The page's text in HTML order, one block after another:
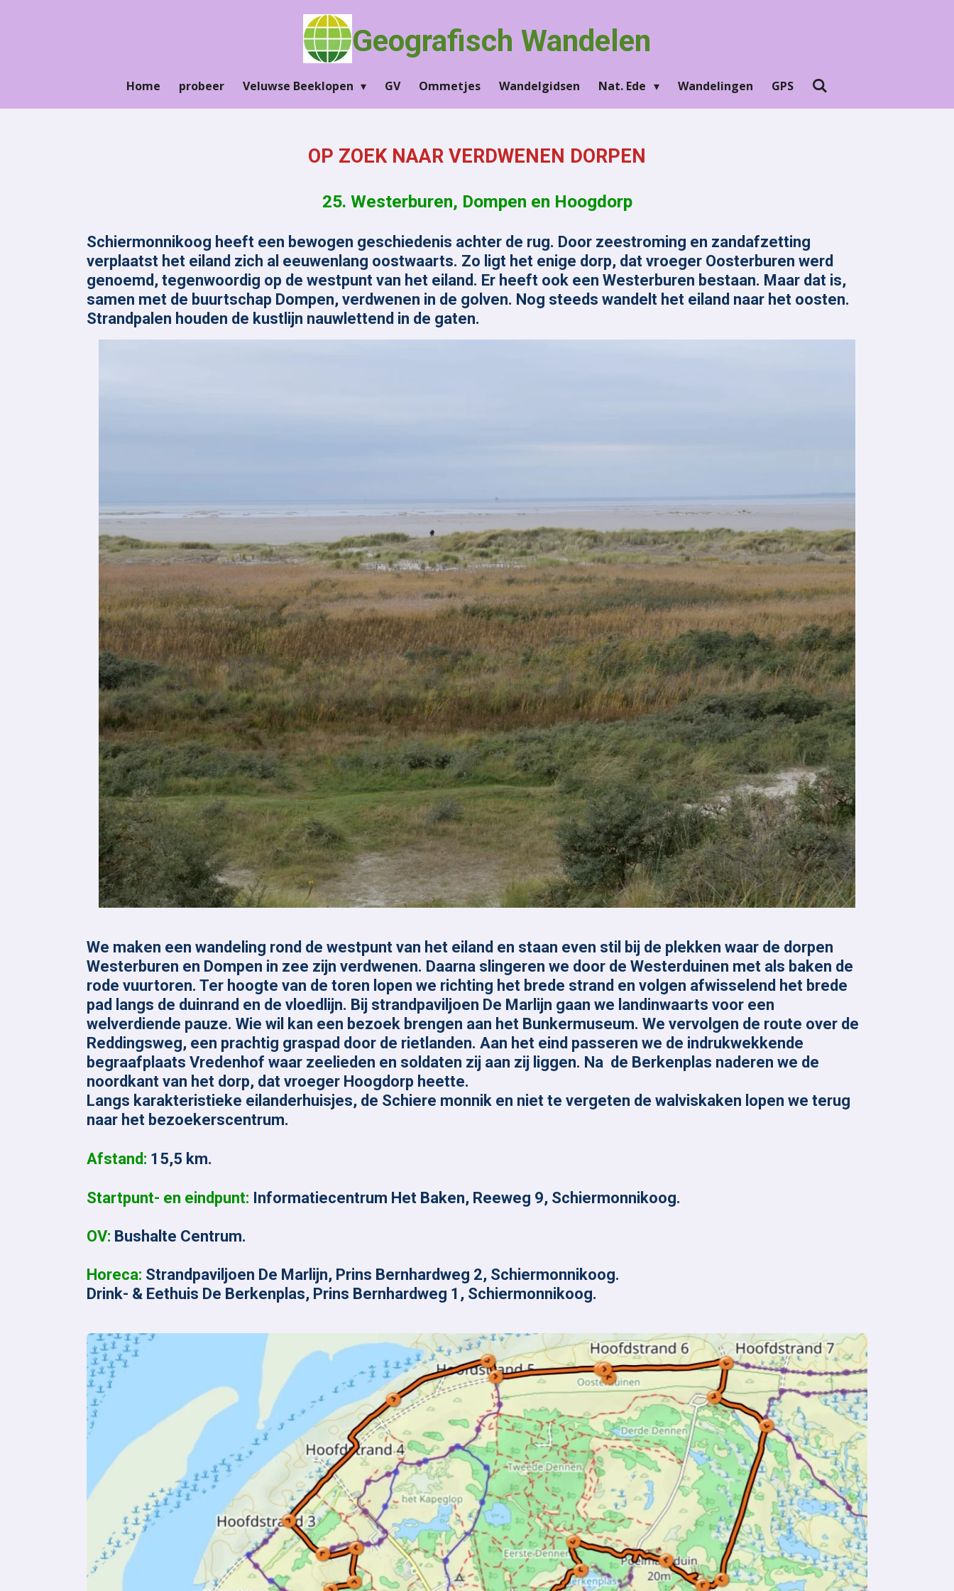
Geografisch Wandelen
Home probeer Veluwse Beeklopen GV Ommetjes Wandelgidsen Nat. Ede Wandelingen GPS
OP ZOEK NAAR VERDWENEN DORPEN
25. Westerburen, Dompen en Hoogdorp
Schiermonnikoog heeft een bewogen geschiedenis achter de rug. Door zeestroming en zandafzetting
verplaatst het eiland zich al eeuwenlang oostwaarts. Zo ligt het enige dorp, dat vroeger Oosterburen werd
genoemd, tegenwoordig op de westpunt van het eiland. Er heeft ook een Westerburen bestaan. Maar dat is,
samen met de buurtschap Dompen, verdwenen in de golven. Nog steeds wandelt het eiland naar het oosten.
Strandpalen houden de kustlijn nauwlettend in de gaten.
We maken een wandeling rond de westpunt van het eiland en staan even stil bij de plekken waar de dorpen
Westerburen en Dompen in zee zijn verdwenen. Daarna slingeren we door de Westerduinen met als baken de
rode vuurtoren. Ter hoogte van de toren lopen we richting het brede strand en volgen afwisselend het brede
pad langs de duinrand en de vloedlijn. Bij strandpaviljoen De Marlijn gaan we landinwaarts voor een
welverdiende pauze. Wie wil kan een bezoek brengen aan het Bunkermuseum. We vervolgen de route over de
Reddingsweg, een prachtig graspad door de rietlanden. Aan het eind passeren we de indrukwekkende
begraafplaats Vredenhof waar zeelieden en soldaten zij aan zij liggen. Na de Berkenplas naderen we de
noordkant van het dorp, dat vroeger Hoogdorp heette.
Langs karakteristieke eilanderhuisjes, de Schiere monnik en niet te vergeten de walviskaken lopen we terug
naar het bezoekerscentrum.
Afstand: 15,5 km.
Startpunt- en eindpunt: Informatiecentrum Het Baken, Reeweg 9, Schiermonnikoog.
OV: Bushalte Centrum.
Horeca: Strandpaviljoen De Marlijn, Prins Bernhardweg 2, Schiermonnikoog.
Drink- & Eethuis De Berkenplas, Prins Bernhardweg 1, Schiermonnikoog.